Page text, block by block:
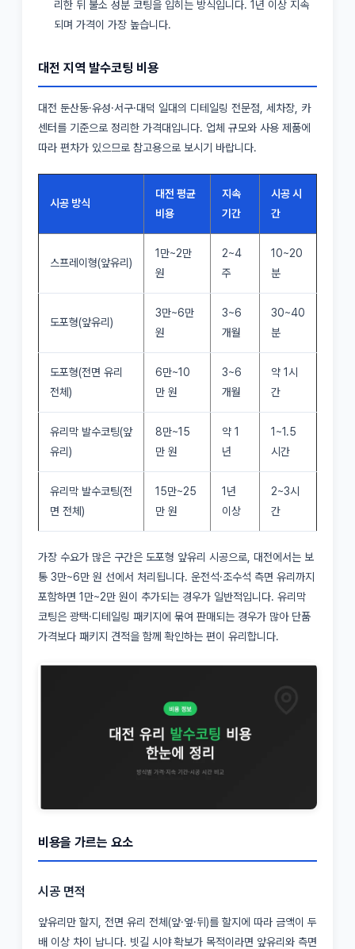
리한 뒤 불소 성분 코팅을 입히는 방식입니다. 1년 이상 지속
되며 가격이 가장 높습니다.
대전 지역 발수코팅 비용
대전 둔산동·유성·서구·대덕 일대의 디테일링 전문점, 세차장, 카
센터를 기준으로 정리한 가격대입니다. 업체 규모와 사용 제품에
따라 편차가 있으므로 참고용으로 보시기 바랍니다.
시공 방식
대전 평균
비용
지속
기간
시공 시
간
스프레이형(앞유리)
1만~2만
원
2~4
주
10~20
분
도포형(앞유리)
3만~6만
원
3~6
개월
30~40
분
도포형(전면 유리
전체)
6만~10
만 원
3~6
개월
약 1시
간
유리막 발수코팅(앞
유리)
8만~15
만 원
약 1
년
1~1.5
시간
유리막 발수코팅(전
면 전체)
15만~25
만 원
1년
이상
2~3시
간
가장 수요가 많은 구간은 도포형 앞유리 시공으로, 대전에서는 보
통 3만~6만 원 선에서 처리됩니다. 운전석·조수석 측면 유리까지
포함하면 1만~2만 원이 추가되는 경우가 일반적입니다. 유리막
코팅은 광택·디테일링 패키지에 묶여 판매되는 경우가 많아 단품
가격보다 패키지 견적을 함께 확인하는 편이 유리합니다.
비용을 가르는 요소
시공 면적
앞유리만 할지, 전면 유리 전체(앞·옆·뒤)를 할지에 따라 금액이 두
배 이상 차이 납니다. 빗길 시야 확보가 목적이라면 앞유리와 측면